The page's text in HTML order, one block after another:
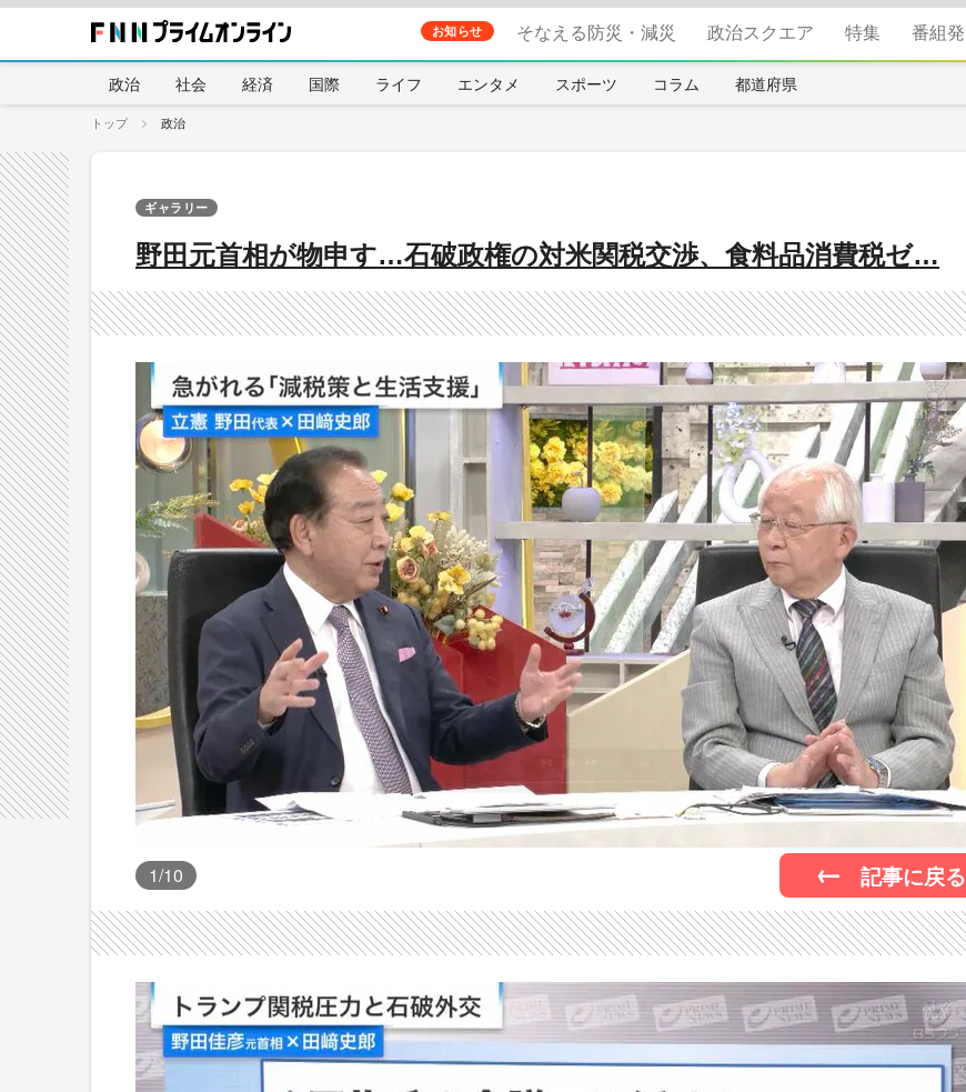
お知らせ そなえる防災・減災 政治スクエア 特集 番組発
政治 社会 経済 国際 ライフ エンタメ スポーツ コラム 都道府県
トップ 政治
野田元首相が物申す…石破政権の対米関税交渉、食料品消費税ゼ…
ギャラリー
1/10 記事に戻る